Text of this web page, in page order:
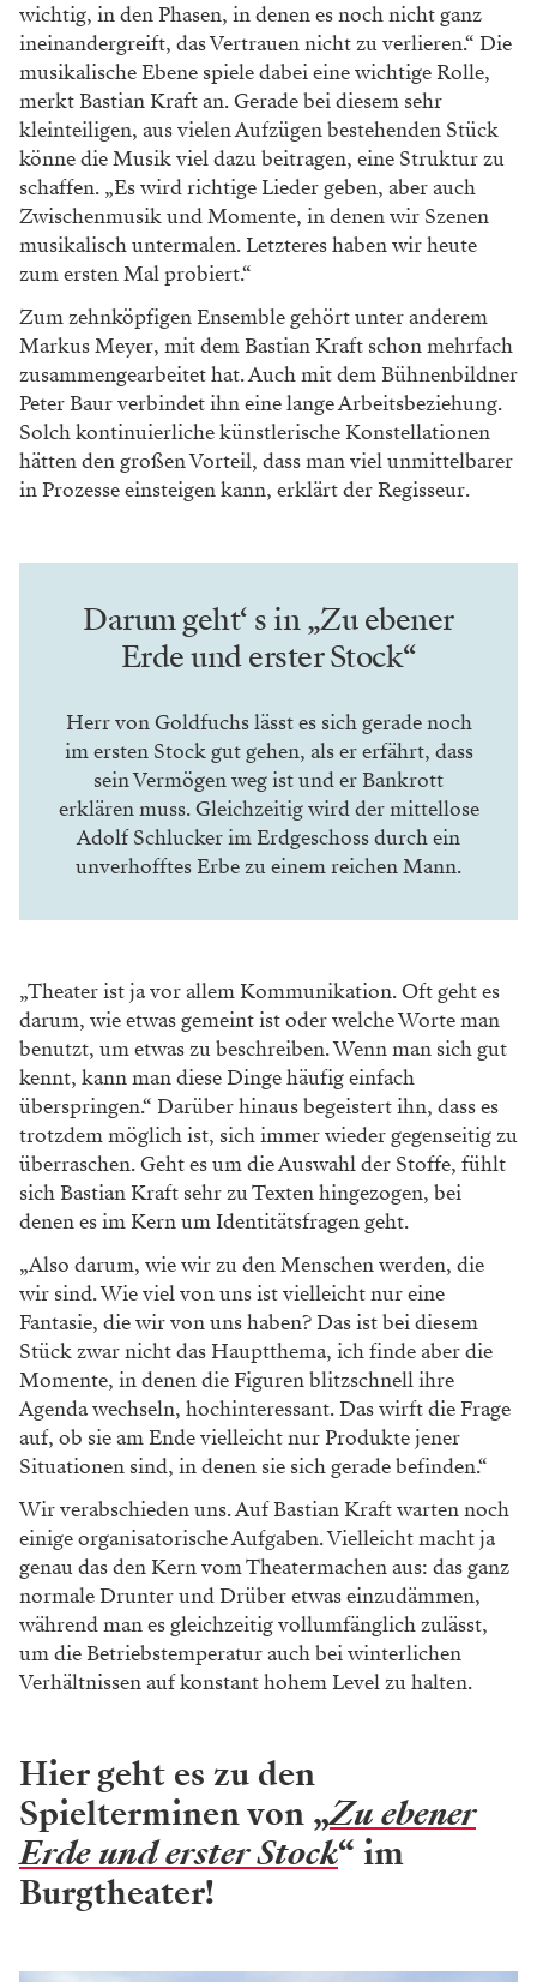
Ich finde es schön, dass es in Wien diese
große Liebe zu Nestroy gibt.
– Bastian Kraft, Regisseur
Kein Entkommen
Beim Bühnenbild halten sich Bastian Kraft und der
Bühnenbildner Peter Baur an die
Zweiteilung.
„Allerdings haben wir uns sehr
früh dazu entschieden,
mit wenig Tiefe zu
arbeiten. Die Körper sind dadurch
ausgestell
ter. Außerdem macht es die Komödie stärker,
wenn der Platz limitiert ist, weil es schwieriger
aneinander vorbeizukommen. Es gibt kaum
Ausweichmöglichkeiten“, erläutert derRegisseur. Mit
Komödien hatte er bislangimmer eine gute Zeit, fügt
er nach einer kurzen Pause hinzu.
„Oft braucht man ein wenig Geduld, weil es ein
bisschen dauern kann, bisalles einrastet. Wie bei einem
Musikstück
muss man zunächst die Partitur
beherrschen, bevor es fließen kann. Deshalb ist es
in den Phasen, in denen es noch nicht ganz
ineinandergreift, das Vertrauen nicht zu verlieren.“ Die
musikalische Ebene spiele dabeieine wichtige Rolle,
merkt Bastian Kraft an.Gerade bei diesem sehr
kleinteiligen, aus vielen Aufzügen bestehenden Stück
könne dieMusik viel dazu beitragen, eine Struktur zu
schaffen. „Es wird richtige Lieder geben, aberauch
Zwischenmusik und Momente, in denenwir Szenen
Zum zehnköpfigen Ensemble gehört unter
Markus Meyer, mit dem Bastian Kraftschon mehrfach
zusammengearbeitet hat. Auchmit dem Bühnenbildner
Peter Baur verbindet ihneine lange Arbeitsbeziehung.
Solch kontinuierliche künstlerische Konstellationen